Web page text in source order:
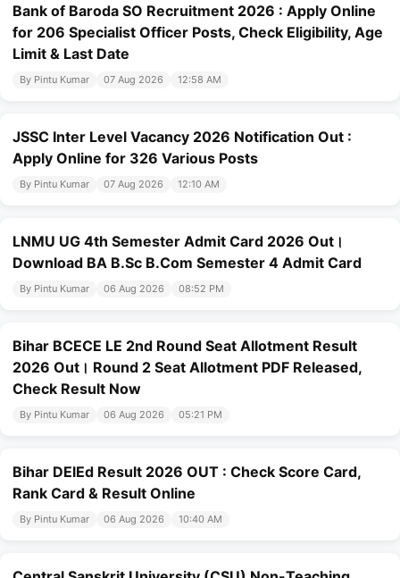
Bank of Baroda SO Recruitment 2026 : Apply Online
for 206 Specialist Officer Posts, Check Eligibility, Age
Limit & Last Date
By Pintu Kumar 07 Aug 2026 12:58 AM
JSSC Inter Level Vacancy 2026 Notification Out :
Apply Online for 326 Various Posts
By Pintu Kumar 07 Aug 2026 12:10 AM
LNMU UG 4th Semester Admit Card 2026 Out।
Download BA B.Sc B.Com Semester 4 Admit Card
By Pintu Kumar 06 Aug 2026 08:52 PM
Bihar BCECE LE 2nd Round Seat Allotment Result
2026 Out। Round 2 Seat Allotment PDF Released,
Check Result Now
By Pintu Kumar 06 Aug 2026 05:21 PM
Bihar DElEd Result 2026 OUT : Check Score Card,
Rank Card & Result Online
By Pintu Kumar 06 Aug 2026 10:40 AM